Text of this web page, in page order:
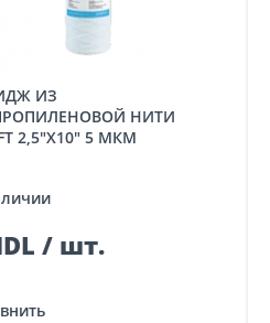
НИТИ
2,5"X10" 5 МКМ
/ шт.